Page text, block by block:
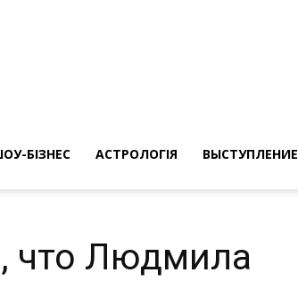
БІЗНЕС АСТРОЛОГІЯ ВЫСТУПЛЕНИЕ
что Людмила